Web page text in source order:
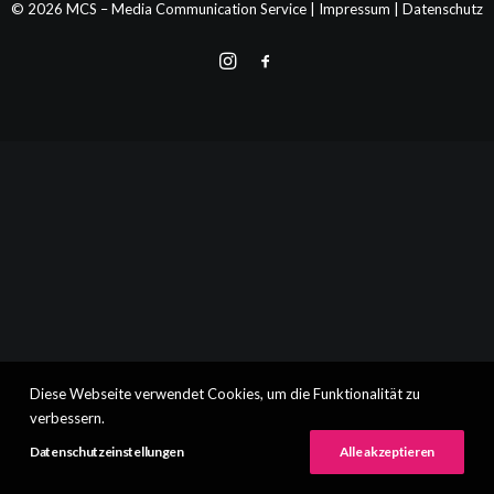
© 2026 MCS – Media Communication Service | Impressum Datenschutz
Diese Webseite verwendet Cookies, um die Funktionalität zu
verbessern.
Datenschutzeinstellungen Alle akzeptieren